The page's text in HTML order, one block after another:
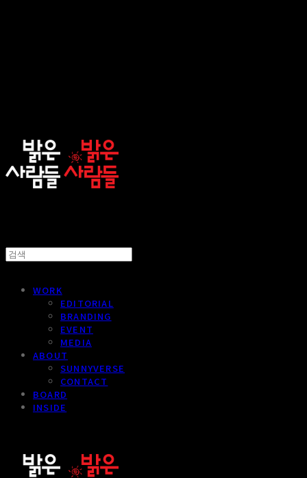
WORK
EDITORIAL
BRANDING
EVENT
MEDIA
ABOUT
SUNNYVERSE
CONTACT
BOARD
INSIDE